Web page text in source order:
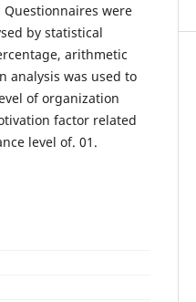
were
by statistical
arithmetic
analysis was used to
of organization
factor related
level of. 01.